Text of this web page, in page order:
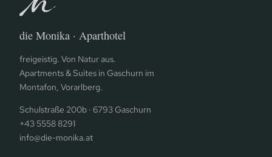
die Monika · Aparthotel
freigeistig. Von Natur aus.
Apartments & Suites in Gaschurn im
Montafon, Vorarlberg.
Schulstraße 200b · 6793 Gaschurn
+43 5558 8291
info@die-monika.at